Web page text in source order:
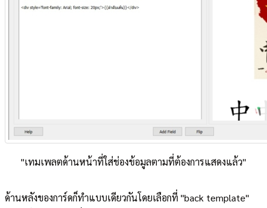
"เทมเพลตด้านหน้าที่ใส่ช่องข้อมูลตามที่ต้องการแสดงแล้ว"
ด้านหลังของการ์ดก็ทำแบบเดียวกันโดยเลือกที่ "back template"